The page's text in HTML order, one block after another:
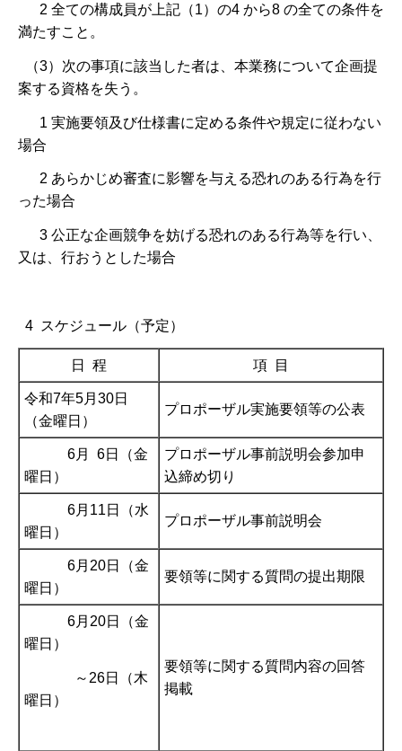
2 全ての構成員が上記（1）の4 から8 の全ての条件を
満たすこと。
（3）次の事項に該当した者は、本業務について企画提
案する資格を失う。
1 実施要領及び仕様書に定める条件や規定に従わない
場合
2 あらかじめ審査に影響を与える恐れのある行為を行
った場合
3 公正な企画競争を妨げる恐れのある行為等を行い、
又は、行おうとした場合
4 スケジュール（予定）
日 程 項 目
令和7年5月30日
（金曜日）
プロポーザル実施要領等の公表
6月 6日（金
曜日）
プロポーザル事前説明会参加申
込締め切り
6月11日（水
曜日）
プロポーザル事前説明会
6月20日（金
曜日）
要領等に関する質問の提出期限
6月20日（金
曜日）
～26日（木
曜日）
要領等に関する質問内容の回答
掲載